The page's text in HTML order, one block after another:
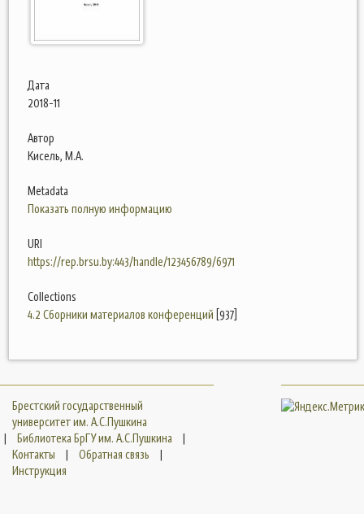
Дата
2018-11
Автор
Кисель, М.А.
Metadata
Показать полную информацию
URI
https://rep.brsu.by:443/handle/123456789/6971
Collections
4.2 Сборники материалов конференций [937]
Брестский государственный
университет им. А.С.Пушкина
|
Библиотека БрГУ им. А.С.Пушкина
|
Контакты
| Обратная связь
|
Инструкция